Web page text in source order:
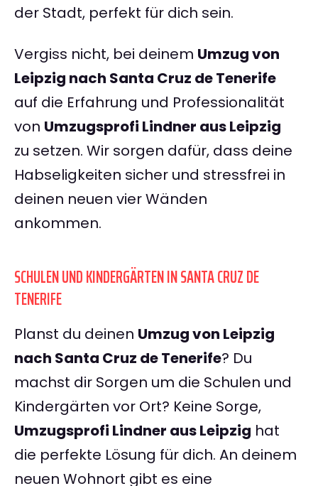
der Stadt, perfekt für dich sein.
Vergiss nicht, bei deinem Umzug von
Leipzig nach Santa Cruz de Tenerife
auf die Erfahrung und Professionalität
von Umzugsprofi Lindner aus Leipzig
zu setzen. Wir sorgen dafür, dass deine
Habseligkeiten sicher und stressfrei in
deinen neuen vier Wänden
ankommen.
SCHULEN UND KINDERGÄRTEN IN SANTA CRUZ DE
TENERIFE
Planst du deinen Umzug von Leipzig
nach Santa Cruz de Tenerife? Du
machst dir Sorgen um die Schulen und
Kindergärten vor Ort? Keine Sorge,
Umzugsprofi Lindner aus Leipzig hat
die perfekte Lösung für dich. An deinem
neuen Wohnort gibt es eine